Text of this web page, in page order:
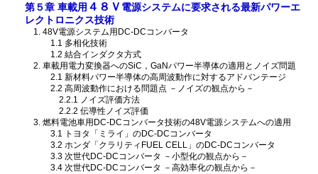
第５章 車載用 ４８Ｖ 電源システムに要求される最新パワーエ
レクトロニクス技術
1. 48V電源システム用DC-DCコンバータ
1.1 多相化技術
1.2 結合インダクタ方式
2. 車載用電力変換器へのSiC，GaNパワー半導体の適用とノイズ問題
2.1 新材料パワー半導体の高周波動作に対するアドバンテージ
2.2 高周波動作における問題点 －ノイズの観点から－
2.2.1 ノイズ評価方法
2.2.2 伝導性ノイズ評価
3. 燃料電池車用DC-DCコンバータ技術の48V電源システムへの適用
3.1 トヨタ「ミライ」のDC-DCコンバータ
3.2 ホンダ「クラリティFUEL CELL」のDC-DCコンバータ
3.3 次世代DC-DCコンバータ －小型化の観点から－
3.4 次世代DC-DCコンバータ －高効率化の観点から－